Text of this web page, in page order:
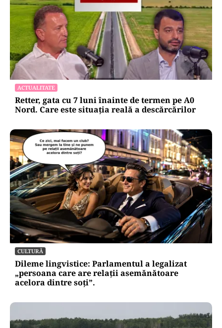
ACTUALITATE
Retter, gata cu 7 luni înainte de termen pe A0
Nord. Care este situația reală a descărcărilor
CULTURĂ
Dileme lingvistice: Parlamentul a legalizat
„persoana care are relații asemănătoare
acelora dintre soți”.